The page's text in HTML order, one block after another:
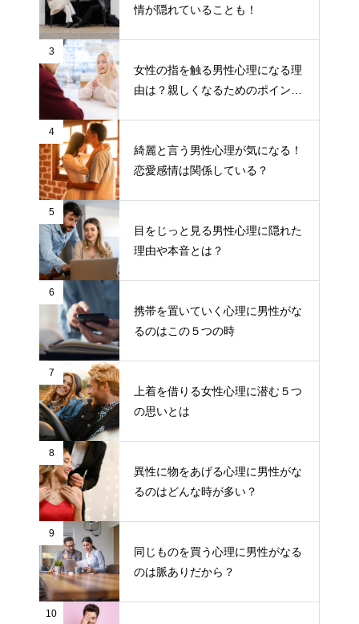
情が隠れていることも！
3
女性の指を触る男性心理になる理
由は？親しくなるためのポイント
4
綺麗と言う男性心理が気になる！
恋愛感情は関係している？
5
目をじっと見る男性心理に隠れた
理由や本音とは？
6
携帯を置いていく心理に男性がな
るのはこの５つの時
7
上着を借りる女性心理に潜む５つ
の思いとは
8
異性に物をあげる心理に男性がな
るのはどんな時が多い？
9
同じものを買う心理に男性がなる
のは脈ありだから？
10